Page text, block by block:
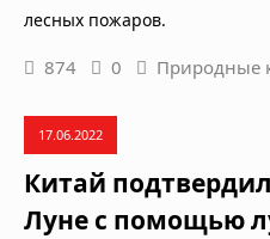
лесных пожаров.
874 0 Природные
17.06.2022
Китай
Луне с помощью